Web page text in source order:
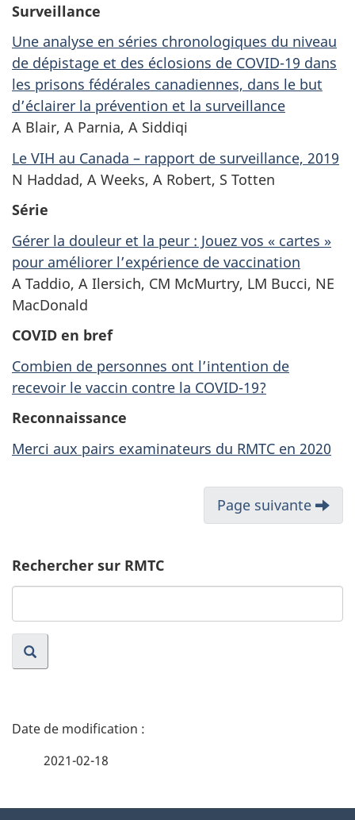
Surveillance
Une analyse en séries chronologiques du niveau
de dépistage et des éclosions de COVID-19 dans
les prisons fédérales canadiennes, dans le but
d’éclairer la prévention et la surveillance
A Blair, A Parnia, A Siddiqi
Le VIH au Canada – rapport de surveillance, 2019
N Haddad, A Weeks, A Robert, S Totten
Série
Gérer la douleur et la peur : Jouez vos « cartes »
pour améliorer l’expérience de vaccination
A Taddio, A Ilersich, CM McMurtry, LM Bucci, NE
MacDonald
COVID en bref
Combien de personnes ont l’intention de
recevoir le vaccin contre la COVID-19?
Reconnaissance
Merci aux pairs examinateurs du RMTC en 2020
Page suivante
Rechercher sur RMTC
site
web
D
2021-02-18